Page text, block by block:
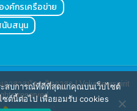
งค์กรเครือข่าย
บสนุน
าสาสมัคร จิตอาสา | Volunteerspirit
reserved.
ะสบการณ์ที่ดีที่สุดแก่คุณบนเว็บไซต์
ต์นี้ต่อไป เพื่อยอมรับ cookies